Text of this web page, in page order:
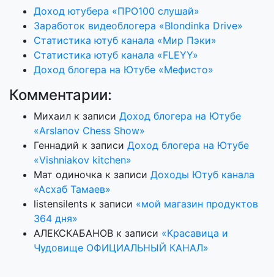
Доход ютубера «ПРО100 слушай»
Заработок видеоблогера «Blondinka Drive»
Статистика ютуб канала «Мир Пэки»
Статистика ютуб канала «FLEYY»
Доход блогера на Ютубе «Мефисто»
Комментарии:
Михаил к записи Доход блогера на Ютубе
«Arslanov Chess Show»
Геннадий к записи Доход блогера на Ютубе
«Vishniakov kitchen»
Мат одиночка к записи Доходы Ютуб канала
«Асхаб Тамаев»
listensilents к записи «мой магазин продуктов
364 дня»
АЛЕКСКАБАНОВ к записи «Красавица и
Чудовище ОФИЦИАЛЬНЫЙ КАНАЛ»